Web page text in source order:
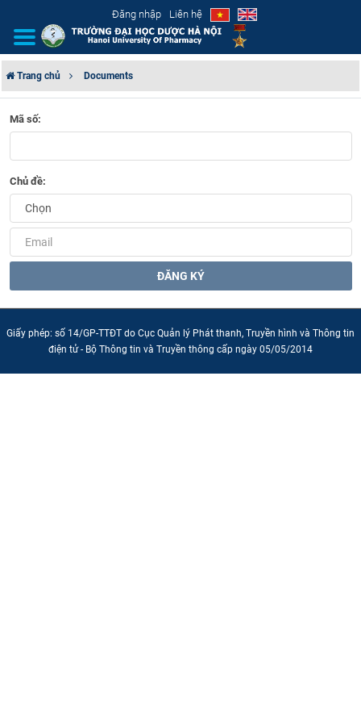
Đăng nhập Liên hệ
TUYỂN SINH
ĐÀO TẠO
ĐẢM BẢO CHẤT LƯỢNG
KHOA HỌC CÔNG NGHỆ
HTQT
Trang chủ Documents
Mã số:
Chủ đề:
ĐĂNG KÝ
Giấy phép: số 14/GP-TTĐT do Cục Quản lý Phát thanh, Truyền hình và Thông tin
điện tử - Bộ Thông tin và Truyền thông cấp ngày 05/05/2014